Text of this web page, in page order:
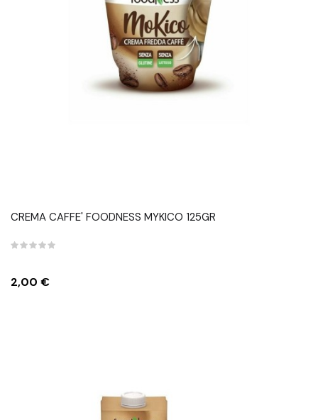
CREMA CAFFE' FOODNESS MYKICO 125GR
Prezzo
2,00 €